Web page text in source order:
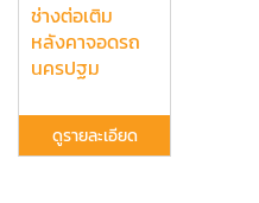
ช่างต่อเติม
หลังคาจอดรถ
นครปฐม
ดูรายละเอียด